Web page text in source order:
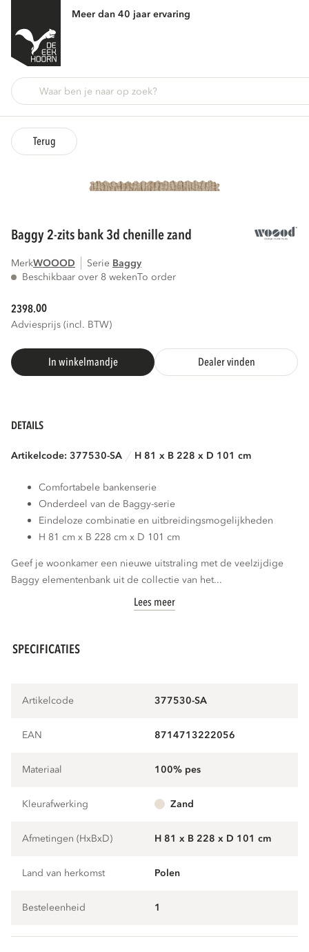
Meer dan 40 jaar ervaring
Terug
baggy 2-zits bank 3d chenille zand
MerkWOOOD Serie
baggy
Beschikbaar over 8 wekenTo order
2398.00
Adviesprijs (incl. BTW)
In winkelmandje Dealer vinden
DETAILS
Artikelcode: 377530-SA H 81 x B 228 x D 101 cm
Comfortabele bankenserie
Onderdeel van de Baggy-serie
Eindeloze combinatie en uitbreidingsmogelijkheden
H 81 cm x B 228 cm x D 101 cm
Geef je woonkamer een nieuwe uitstraling met de veelzijdige
Baggy elementenbank uit de collectie van het...
Lees meer
SPECIFICATIES
Artikelcode 377530-SA
EAN 8714713222056
Materiaal 100% pes
Kleurafwerking zand
Afmetingen (HxBxD) H 81 x B 228 x D 101 cm
Land van herkomst Polen
Besteleenheid 1